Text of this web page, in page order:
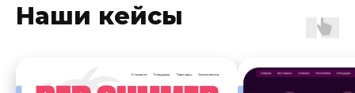
Наши кейсы
высокозначимых digital-проектов,